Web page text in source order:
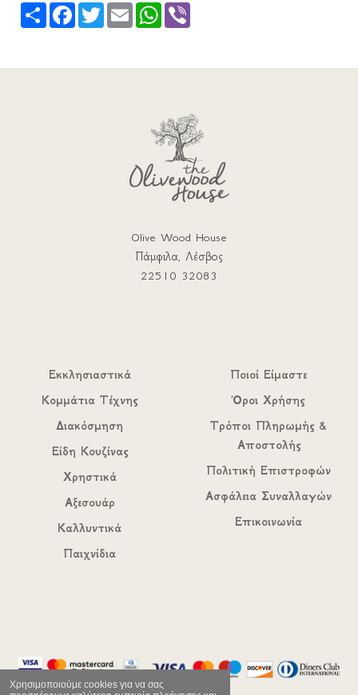
Χρησιμοποιούμε cookies για να σας
Share FacebookTwitterEmail WhatsApp
Olive Wood House
Πάμφιλα, Λέσβος
22510 32083
Εκκλησιαστικά
Κομμάτια Τέχνης
Διακόσμηση
Είδη Κουζίνας
Χρηστικά
Αξεσουάρ
Καλλυντικά
Παιχνίδια
Ποιοί Είμαστε
Όροι Χρήσης
Τρόποι Πληρωμής &
Αποστολής
Πολιτική Επιστροφών
Ασφάλεια Συναλλαγών
Επικοινωνία